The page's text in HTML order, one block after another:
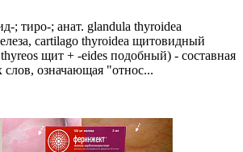
; тиро-; анат. glandula thyroidea
cartilago thyroidea щитовидный
щит + -eides подобный) - составная
слов, означающая "относ...